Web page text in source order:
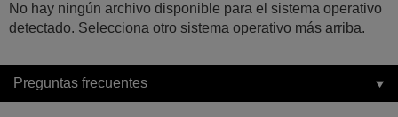
No hay ningún archivo disponible para el sistema operativo
detectado. Selecciona otro sistema operativo más arriba.
Preguntas frecuentes